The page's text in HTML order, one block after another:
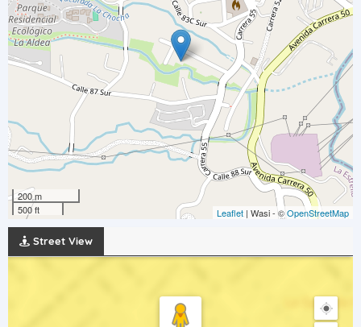
200 m
500 ft
Leaflet | Wasi - ©OpenStreetMap
Street View